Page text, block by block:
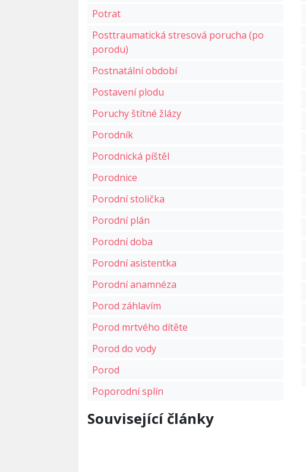
Potrat
Posttraumatická stresová porucha (po
porodu)
Postnatální období
Postavení plodu
Poruchy štítné žlázy
Porodník
Porodnická píštěl
Porodnice
Porodní stolička
Porodní plán
Porodní doba
Porodní asistentka
Porodní anamnéza
Porod záhlavím
Porod mrtvého dítěte
Porod do vody
Porod
Poporodní splín
Související články